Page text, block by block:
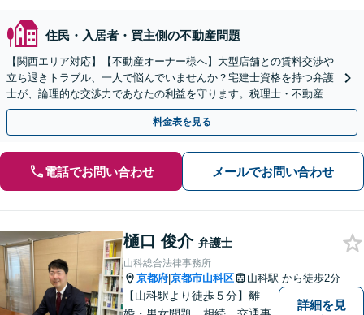
住民・入居者・買主側の不動産問題
【関西エリア対応】【不動産オーナー様へ】大型店舗との賃料交渉や
立ち退きトラブル、一人で悩んでいませんか？宅建士資格を持つ弁護
士が、論理的な交渉力であなたの利益を守ります。税理士・不動産鑑
定士等と連携し、複雑な案件もワンストップで解決へ。
料金表を見る
電話でお問い合わせ メールでお問い合わせ
樋口 俊介 弁護士
山科総合法律事務所
京都府|京都市山科区 山科駅 から徒歩2分
【山科駅より徒歩５分】離
詳細を見